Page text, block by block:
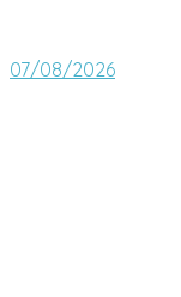
07/08/2026